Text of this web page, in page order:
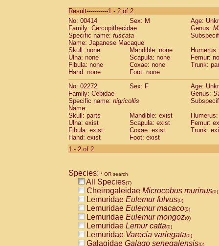
CebidaeSaguinus labiatus(0)
Cebidae Saguinus leucopus (0)
CebidaeSaguinus midas
CebidaeSaguinus mystax
Cebidae Saguinus nigricollis (1)
Cebidae Saguinus oedipus
Cebidae Saguinus weddelli
Cebidae Saguinusspp.
Cebidae Aotus trivirgatus
Cebidae
CebidaeCebus apella
Cebidae
Cebidae Cebus nigrivittatus
Cebidae Cebusspp.(0)
Cebidae Saimiri boliviensis
CebidaeSaimiri sciureus(0)
AtelidaeAlouatta caraya(0)
Atelidae Alouatta seniculus
AtelidaeAlouatta
AtelidaeAteles belzebuth(0)
AtelidaeAteles geoffroyi(0)
AtelidaeAteles paniscus(0)
AtelidaeAtelesspp. (0)
AtelidaeLagothrix lagothricha
AtelidaeLagothrix lagothricha cana
PitheciidaeCacajao calvus
Result-----------1 - 2 of 2
No: 00414
Sex: M
Age:
Family: Cercopithecidae
Genus:
Specific name: fuscata
Name: Japanese Macaque
Skull: none
Mandible: none
Ulna: none
Scapula: none
Femur:
Fibula: none
Coxae: none
Trunk:
Hand: none
Foot: none
No: 02272
Sex: F
Age:
Family: Cebidae
Genus:
Specific name: nigricollis
Name:
Skull: parts
Mandible: exist
Ulna: exist
Scapula: exist
Femur:
Fibula: exist
Coxae: exist
Trunk:
Hand: exist
Foot: exist
1 - 2 of 2
Species: * OR search
All Species(7)
Cheirogaleidae Microcebus murinus(0)
Lemuridae Eulemur fulvus(0)
Lemuridae Eulemur macaco(0)
Lemuridae Eulemur mongoz(0)
Lemuridae Lemur catta(0)
Lemuridae Varecia variegata(0)
Galagidae Galago senegalensis(0)